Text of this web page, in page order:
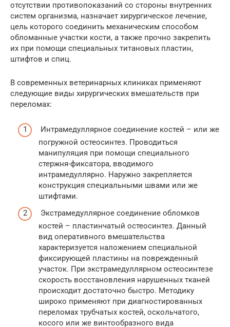
отсутствии противопоказаний со стороны внутренних
систем организма, назначает хирургическое лечение,
цель которого соединить механическим способом
обломанные участки кости, а также прочно закрепить
их при помощи специальных титановых пластин,
штифтов и спиц.
В современных ветеринарных клиниках применяют
следующие виды хирургических вмешательств при
переломах:
Интрамедуллярное соединение костей – или же
погружной остеосинтез. Проводиться
манипуляция при помощи специального
стержня-фиксатора, вводимого
интрамедуллярно. Наружно закрепляется
конструкция специальными швами или же
штифтами.
Экстрамедуллярное соединение обломков
костей – пластинчатый остеосинтез. Данный
вид оперативного вмешательства
характеризуется наложением специальной
фиксирующей пластины на поврежденный
участок. При экстрамедуллярном остеосинтезе
скорость восстановления нарушенных тканей
происходит достаточно быстро. Методику
широко применяют при диагностированных
переломах трубчатых костей, оскольчатого,
косого или же винтообразного вида